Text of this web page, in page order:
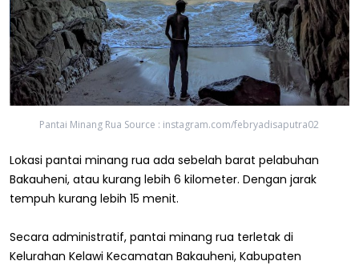
Pantai Minang Rua Source : instagram.com/febryadisaputra02
Lokasi pantai minang rua ada sebelah barat pelabuhan
Bakauheni, atau kurang lebih 6 kilometer. Dengan jarak
tempuh kurang lebih 15 menit.
Secara administratif, pantai minang rua terletak di
Kelurahan Kelawi Kecamatan Bakauheni, Kabupaten